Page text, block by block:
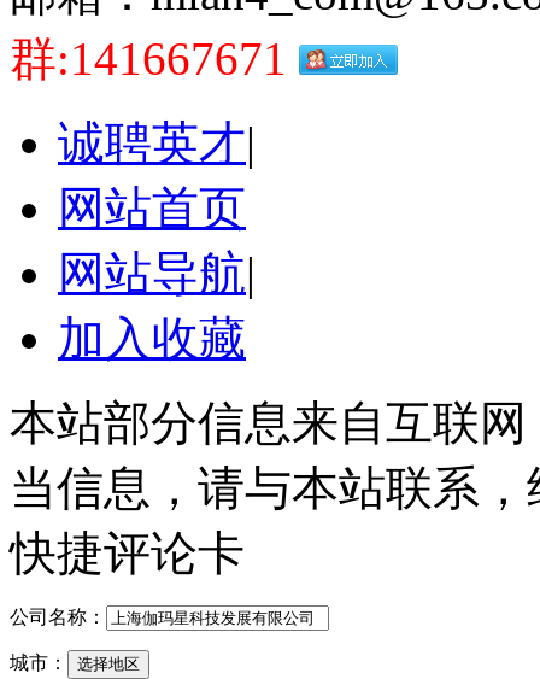
群:141667671
诚聘英才|
网站首页
网站导航|
加入收藏
本站部分信息来自互联
当信息，请与本站联系
快捷评论卡
公司名称：
城市：